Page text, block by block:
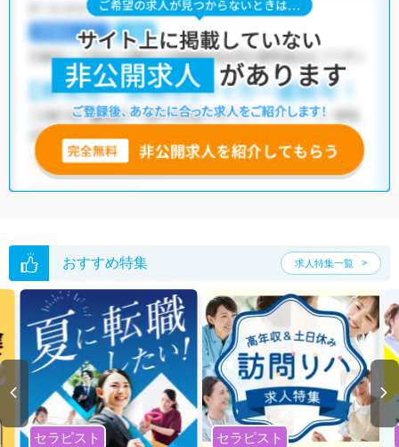
荒川区の管理栄養士/栄養士求人では以下のような条件が人気です。
土日祝休・積極採用中・残業少なめ・正社員(正職員)
・介護福祉施設 ・保育園・ その他
他の条件でも人気の求人がございますので、「こだわり条件」から検索
いただくか、お気軽にお問い合わせください。
全国の管理栄養士/栄養士求人
無料転職支援サービス
にお申し込みいただくと、ご希望条件をヒアリン
グした上で求人をご提案いたします。
い。
おすすめ特集 求人特集一覧
セラピスト セラピスト